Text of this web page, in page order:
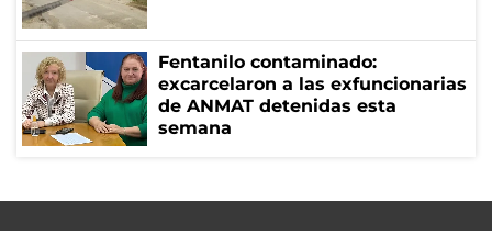
Fentanilo contaminado:
excarcelaron a las exfuncionarias
de ANMAT detenidas esta
semana